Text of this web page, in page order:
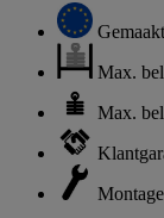
Max.
Max.